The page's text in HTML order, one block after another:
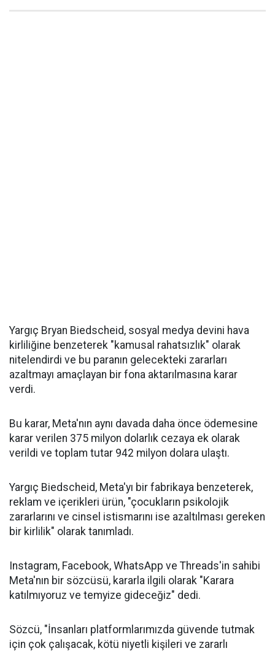
Yargıç Bryan Biedscheid, sosyal medya devini hava
kirliliğine benzeterek "kamusal rahatsızlık" olarak
nitelendirdi ve bu paranın gelecekteki zararları
azaltmayı amaçlayan bir fona aktarılmasına karar
verdi.
Bu karar, Meta'nın aynı davada daha önce ödemesine
karar verilen 375 milyon dolarlık cezaya ek olarak
verildi ve toplam tutar 942 milyon dolara ulaştı.
Yargıç Biedscheid, Meta'yı bir fabrikaya benzeterek,
reklam ve içerikleri ürün, "çocukların psikolojik
zararlarını ve cinsel istismarını ise azaltılması gereken
bir kirlilik" olarak tanımladı.
Instagram, Facebook, WhatsApp ve Threads'in sahibi
Meta'nın bir sözcüsü, kararla ilgili olarak "Karara
katılmıyoruz ve temyize gideceğiz" dedi.
Sözcü, "İnsanları platformlarımızda güvende tutmak
için çok çalışacak, kötü niyetli kişileri ve zararlı